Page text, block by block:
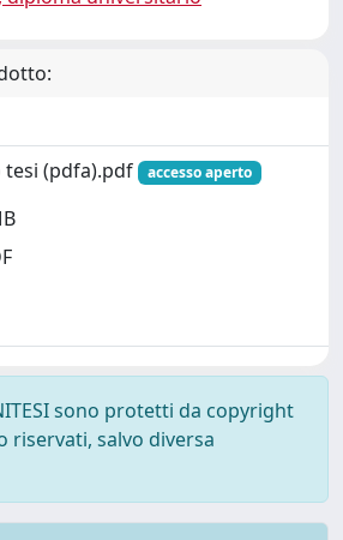
(pdfa).pdf
accesso aperto
sono protetti da copyright
riservati, salvo diversa